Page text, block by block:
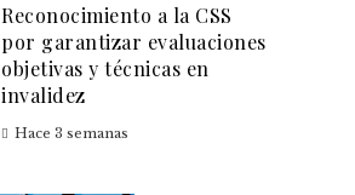
Reconocimiento a la CSS
por garantizar evaluaciones
objetivas y técnicas en
invalidez
Hace 3 semanas